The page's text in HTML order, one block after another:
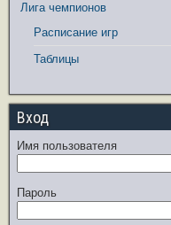
Лига чемпионов
Расписание игр
Таблицы
Вход
Имя пользователя
Пароль